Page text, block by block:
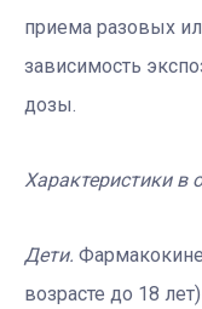
приема разовых
зависимость
дозы.
Характеристики в
Дети.
возрасте до 18